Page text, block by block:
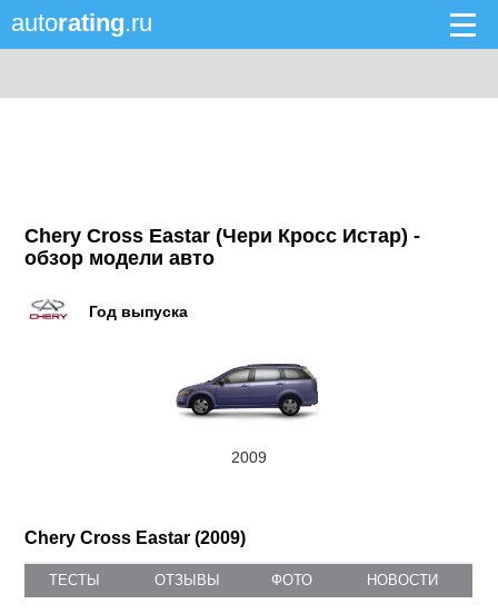
autorating.ru
Chery Cross Eastar (Чери Кросс Истар) -
обзор модели авто
Год выпуска
2009
Chery Cross Eastar (2009)
ТЕСТЫ ОТЗЫВЫ ФОТО НОВОСТИ